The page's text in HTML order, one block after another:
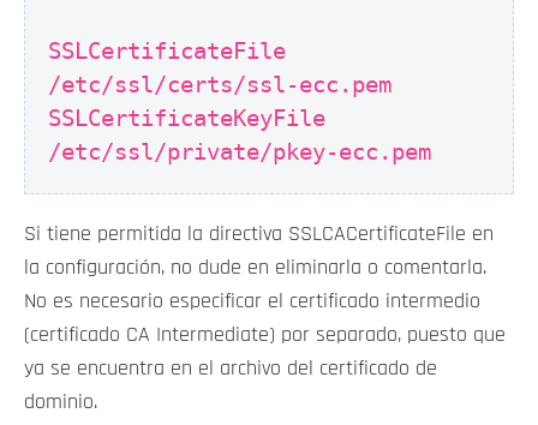
SSLCertificateFile
/etc/ssl/certs/ssl-ecc.pem
SSLCertificateKeyFile
/etc/ssl/private/pkey-ecc.pem
Si tiene permitida la directiva SSLCACertificateFile en
la configuración, no dude en eliminarla o comentarla.
No es necesario especificar el certificado intermedio
(certificado CA Intermediate) por separado, puesto que
ya se encuentra en el archivo del certificado de
dominio.